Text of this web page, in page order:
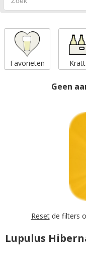
Favorieten
Geen
Resetde filters
Lupulus